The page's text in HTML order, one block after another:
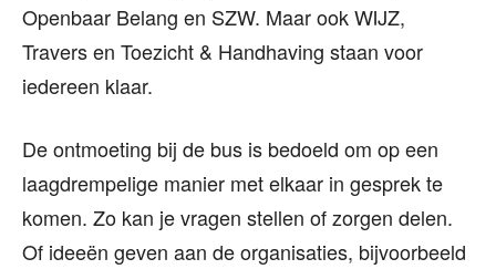
Openbaar Belang en SZW. Maar ook WIJZ,
Travers en Toezicht & Handhaving staan voor
iedereen klaar.
De ontmoeting bij de bus is bedoeld om op een
laagdrempelige manier met elkaar in gesprek te
komen. Zo kan je vragen stellen of zorgen delen.
Of ideeën geven aan de organisaties, bijvoorbeeld